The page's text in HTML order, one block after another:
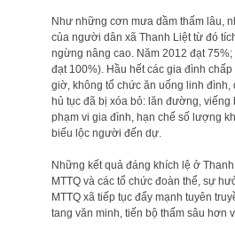
Như những cơn mưa dầm thấm lâu,
của người dân xã Thanh Liệt từ đó
ngừng nâng cao. Năm 2012 đạt
đạt 100%). Hầu hết các gia đình
giờ, không tổ chức ăn uống linh
hủ tục đã bị xóa bỏ: lăn đường,
phạm vi gia đình, hạn chế số lượng
biếu lộc người đến dự.
Những kết quả đáng khích lệ ở
MTTQ và các tổ chức đoàn thể, sự
MTTQ xã tiếp tục đẩy mạnh tuyên
tang văn minh, tiến bộ thấm sâu hơn